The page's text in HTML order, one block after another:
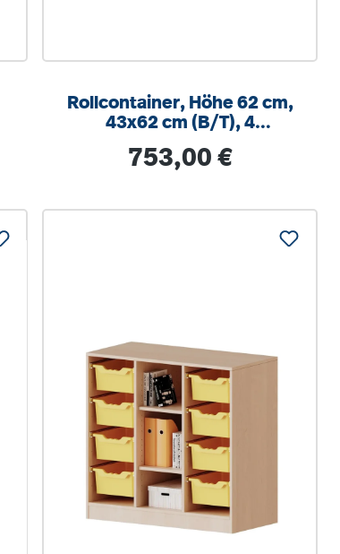
Rollcontainer, Höhe 62 cm,
43x62 cm (B/T), 4
Regulärer Preis:
753,00 €